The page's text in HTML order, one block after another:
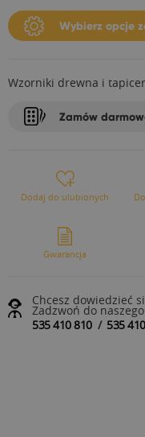
Wybierz opcje
Wzorniki drewna i
Zamów
Dodaj do ulubionych
Gwarancja
Chcesz dowiedzieć
Zadzwoń do
535 410 810/ 535